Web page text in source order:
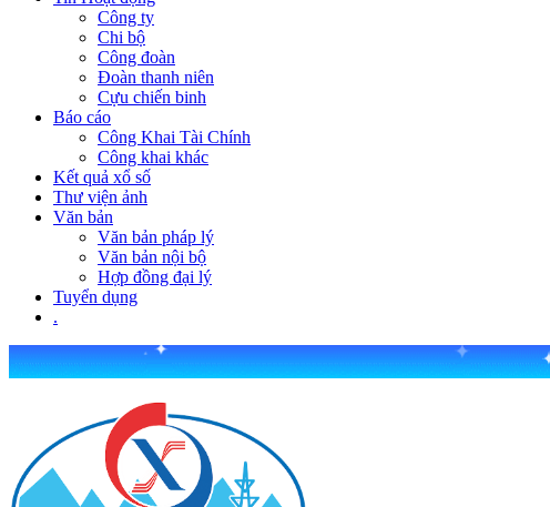
Công ty
Chi bộ
Công đoàn
Đoàn thanh niên
Cựu chiến binh
Báo cáo
Công Khai Tài Chính
Công khai khác
Kết quả xổ số
Thư viện ảnh
Văn bản
Văn bản pháp lý
Văn bản nội bộ
Hợp đồng đại lý
Tuyển dụng
.